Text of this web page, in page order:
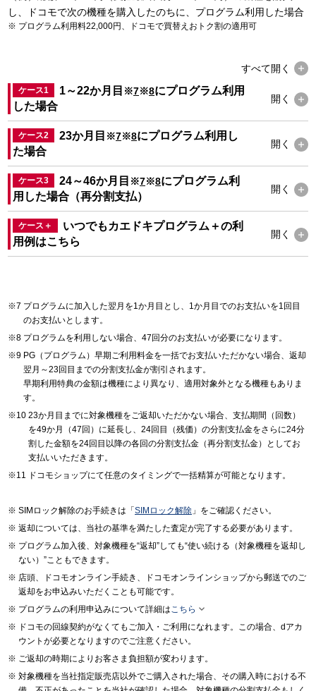
し、ドコモで次の機種を購入したのちに、プログラム利用した場合
プログラム利用料22,000円、ドコモで買替えおトク割の適用可
すべて開く
ケース1 1～22か月目 ※7※8にプログラム利用
した場合
開く
ケース2 23か月目 ※7※8にプログラム利用し
た場合
開く
ケース3 24～46か月目 ※7※8にプログラム利
用した場合（再分割支払）
開く
ケース＋
いつでもカエドキプログラム＋の利
用例はこちら
開く
プログラムに加入した翌月を1か月目とし、1か月目でのお支払いを1回目
のお支払いとします。
プログラムを利用しない場合、47回分のお支払いが必要になります。
PG（プログラム）早期ご利用料金を一括でお支払いただかない場合、返却
翌月～23回目までの分割支払金が割引されます。
早期利用特典の金額は機種により異なり、適用対象外となる機種もありま
す。
23か月目までに対象機種をご返却いただかない場合、支払期間（回数）
を49か月（47回）に延長し、24回目（残価）の分割支払金をさらに24分
割した金額を24回目以降の各回の分割支払金（再分割支払金）としてお
支払いいただきます。
ドコモショップにて任意のタイミングで一括精算が可能となります。
SIMロック解除のお手続きは「 SIMロック解除 」をご確認ください。
返却については、当社の基準を満たした査定が完了する必要があります。
プログラム加入後、対象機種を“返却”しても“使い続ける（対象機種を返却し
ない）”こともできます。
店頭、ドコモオンライン手続き、ドコモオンラインショップから郵送でのご
返却をお申込みいただくことも可能です。
プログラムの利用申込みについて詳細はこちら 
ドコモの回線契約がなくてもご加入・ご利用になれます。この場合、dアカ
ウントが必要となりますのでご注意ください。
ご返却の時期によりお客さま負担額が変わります。
対象機種を当社指定販売店以外でご購入された場合、その購入時における不